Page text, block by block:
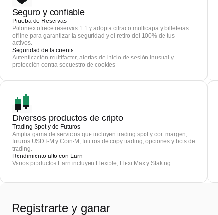
Seguro y confiable
Prueba de Reservas
Poloniex ofrece reservas 1:1 y adopta cifrado multicapa y billeteras
offline para garantizar la seguridad y el retiro del 100% de tus
activos.
Seguridad de la cuenta
Autenticación multifactor, alertas de inicio de sesión inusual y
protección contra secuestro de cookies
Diversos productos de cripto
Trading Spot y de Futuros
Amplia gama de servicios que incluyen trading spot y con margen,
futuros USDT-M y Coin-M, futuros de copy trading, opciones y bots de
trading.
Rendimiento alto con Earn
Varios productos Earn incluyen Flexible, Flexi Max y Staking.
Registrarte y ganar